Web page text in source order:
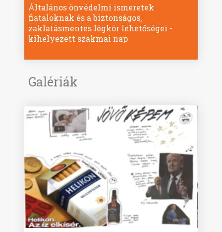
Általános önvédelmi ismeretek
fiataloknak és a biztonságos,
zaklatásmentes légkör lehetőségei -
kihelyezett szakmai nap
Galériák